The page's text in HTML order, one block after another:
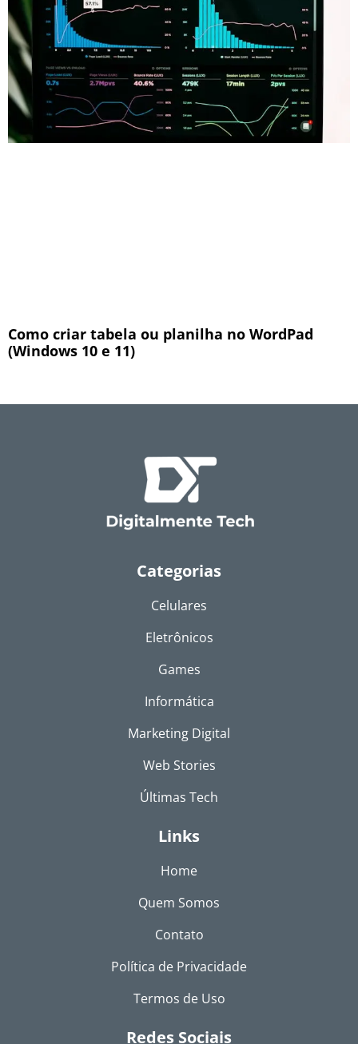
Como criar tabela ou planilha no WordPad
(Windows 10 e 11)
Categorias
Celulares
Eletrônicos
Games
Informática
Marketing Digital
Web Stories
Últimas Tech
Links
Home
Quem Somos
Contato
Política de Privacidade
Termos de Uso
Redes Sociais